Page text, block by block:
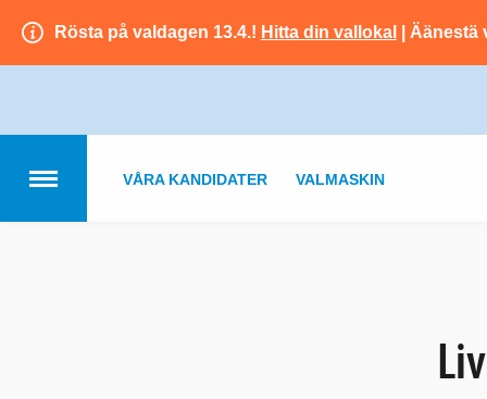
Rösta på valdagen 13.4.! Hitta din vallokal | Äänestä
VÅRA KANDIDATER VALMASKIN